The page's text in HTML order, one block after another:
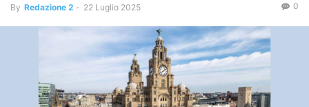
By Redazione 2 - 22 Luglio 2025 0